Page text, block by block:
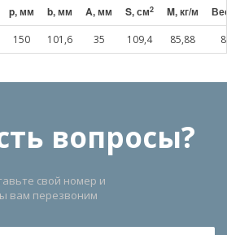
p, мм b, мм A, мм S, см2 M, кг/м
150 101,6 35 109,4 85,88
вопросы?
свой номер и
вам перезвоним